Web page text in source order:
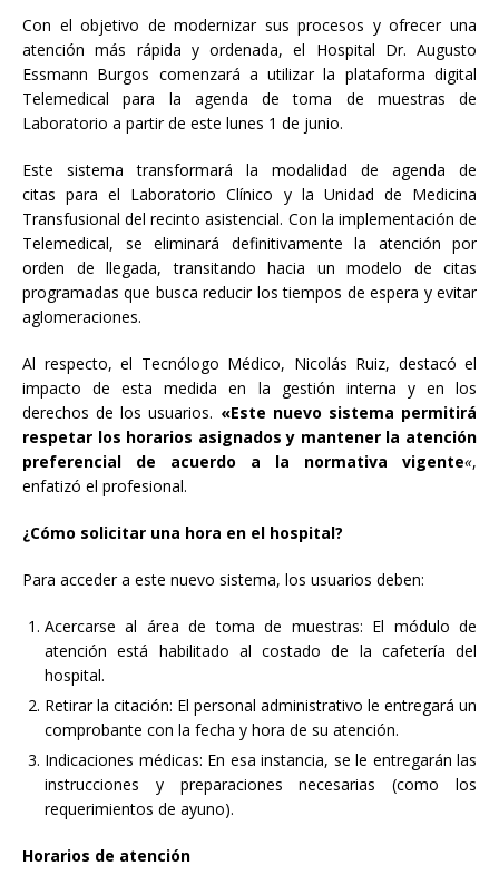
Con el objetivo de modernizar sus procesos y ofrecer una
atención más rápida y ordenada, el Hospital Dr. Augusto
Essmann Burgos comenzará a utilizar la plataforma digital
Telemedical para la agenda de toma de muestras de
Laboratorio a partir de este lunes 1 de junio.
Este sistema transformará la modalidad de agenda de
citas para el Laboratorio Clínico y la Unidad de Medicina
Transfusional del recinto asistencial. Con la implementación de
Telemedical, se eliminará definitivamente la atención por
orden de llegada, transitando hacia un modelo de citas
programadas que busca reducir los tiempos de espera y evitar
aglomeraciones.
Al respecto, el Tecnólogo Médico, Nicolás Ruiz, destacó el
impacto de esta medida en la gestión interna y en los
derechos de los usuarios. «Este nuevo sistema permitirá
respetar los horarios asignados y mantener la atención
preferencial de acuerdo a la normativa vigente«,
enfatizó el profesional.
¿Cómo solicitar una hora en el hospital?
Para acceder a este nuevo sistema, los usuarios deben:
Acercarse al área de toma de muestras: El módulo de
atención está habilitado al costado de la cafetería del
hospital.
Retirar la citación: El personal administrativo le entregará un
comprobante con la fecha y hora de su atención.
Indicaciones médicas: En esa instancia, se le entregarán las
instrucciones y preparaciones necesarias (como los
requerimientos de ayuno).
Horarios de atención